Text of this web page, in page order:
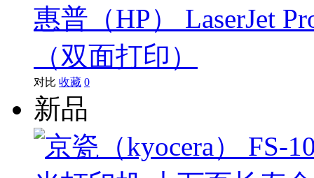
惠普（HP） LaserJet
（双面打印）
对比 收藏 0
新品